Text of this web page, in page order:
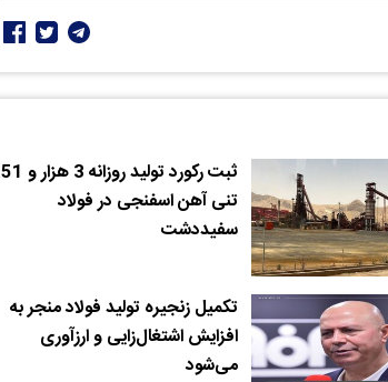
ثبت رکورد تولید روزانه 3 هزار و 51
تنی آهن اسفنجی در فولاد
سفیددشت
تکمیل زنجیره تولید فولاد منجر به
افزایش اشتغال‌زایی و ارزآوری
می‌شود